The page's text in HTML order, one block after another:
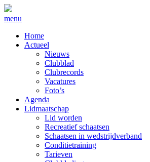
menu
Home
Actueel
Nieuws
Clubblad
Clubrecords
Vacatures
Foto’s
Agenda
Lidmaatschap
Lid worden
Recreatief schaatsen
Schaatsen in wedstrijdverband
Conditietraining
Tarieven